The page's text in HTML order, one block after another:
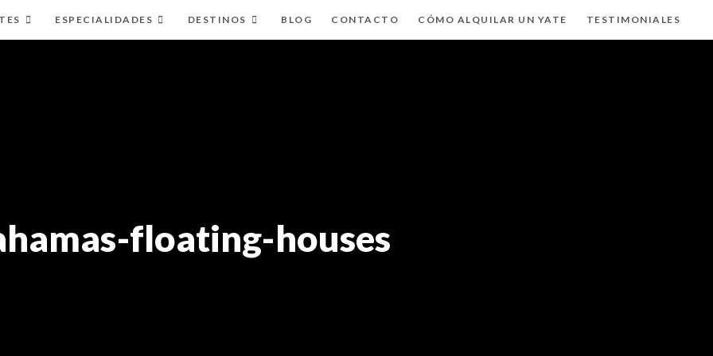
ESPECIALIDADES DESTINOS BLOG CONTACTO CÓMO ALQUILAR UN YATE TESTIMONIALES
floating-houses